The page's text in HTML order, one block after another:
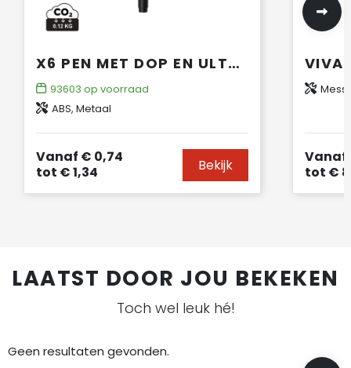
X6 PEN MET DOP EN ULTRA GLIDE INKT
93603 op voorraad
ABS, Metaal
Vanaf € 0,74
tot € 1,34 Bekijk Vanaf
tot €
LAATST DOOR JOU BEKEKEN
Toch wel leuk hé!
Geen resultaten gevonden.